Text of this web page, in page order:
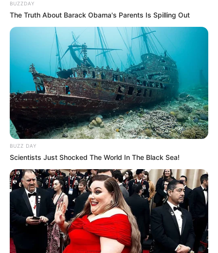
BUZZDAY
The Truth About Barack Obama's Parents Is Spilling Out
BUZZ DAY
Scientists Just Shocked The World In The Black Sea!